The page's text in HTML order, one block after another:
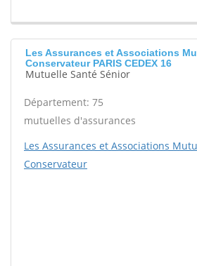
Les Assurances et Associations
Conservateur PARIS CEDEX 16
Mutuelle Santé Sénior
Département: 75
mutuelles d'assurances
Les Assurances et Associations
Conservateur